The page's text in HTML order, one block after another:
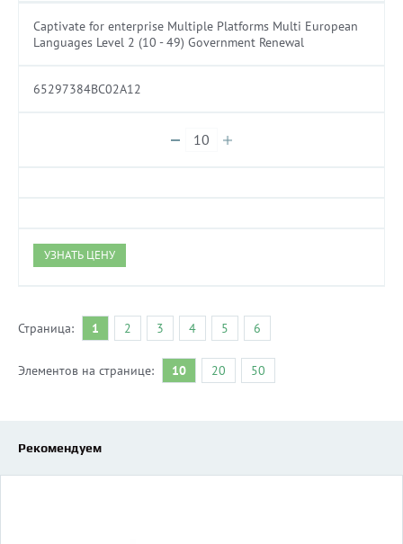
Captivate for enterprise Multiple Platforms Multi European
Languages Level 2 (10 - 49) Government Renewal
65297384BC02A12
УЗНАТЬ ЦЕНУ
Страница: 1 2 3 4 5 6
Элементов на странице: 10 20 50
Рекомендуем